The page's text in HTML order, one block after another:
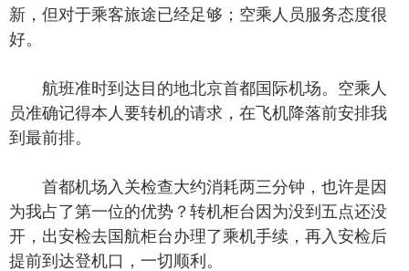
新，但对于乘客旅途已经足够；空乘人员服务态度很
好。
航班准时到达目的地北京首都国际机场。空乘人
员准确记得本人要转机的请求，在飞机降落前安排我
到最前排。
首都机场入关检查大约消耗两三分钟，也许是因
为我占了第一位的优势？转机柜台因为没到五点还没
开，出安检去国航柜台办理了乘机手续，再入安检后
提前到达登机口，一切顺利。